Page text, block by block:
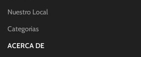
Nuestro Local
Categorias
ACERCA DE